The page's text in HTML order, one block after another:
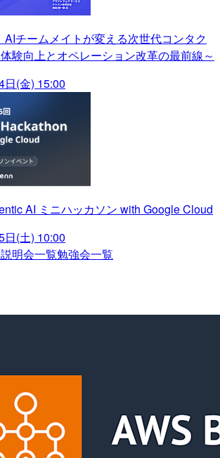
AIチームメイトが変える次世代コンタク
験向上とオペレーション改革の最前線～
(金) 15:00
AI ミニハッカソン with Google Cloud
(土) 10:00
明会一覧勉強会一覧